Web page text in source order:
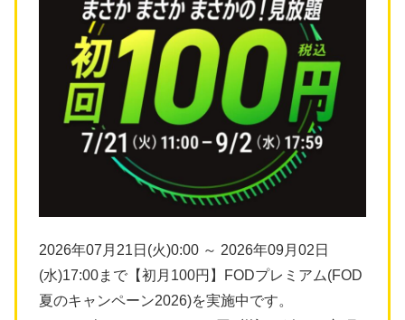
2026年07月21日(火)0:00 ～ 2026年09月02日
(水)17:00まで【初月100円】FODプレミアム(FOD
夏のキャンペーン2026)を実施中です。